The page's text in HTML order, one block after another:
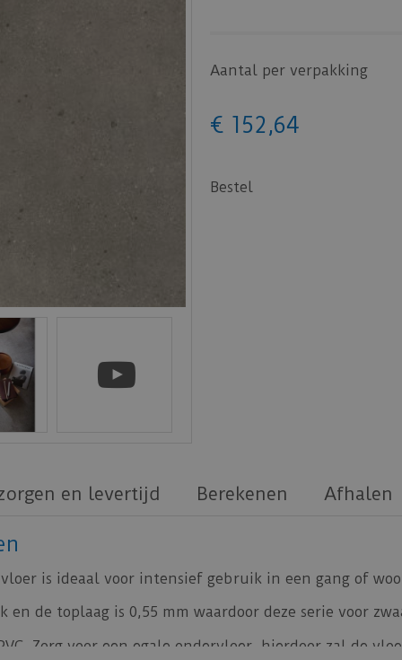
Aantal per verpakking
€ 152 ,64
Bestel
en levertijd Berekenen Afhalen
is ideaal voor intensief gebruik in een gang of
en de toplaag is 0,55 mm waardoor deze serie voor
Zorg voor een egale ondervloer, hierdoor zal de